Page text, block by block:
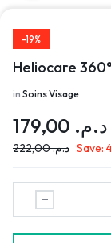
-19%
Heliocare
in Soins Visage
د.م.
د.م.222,00 Save: